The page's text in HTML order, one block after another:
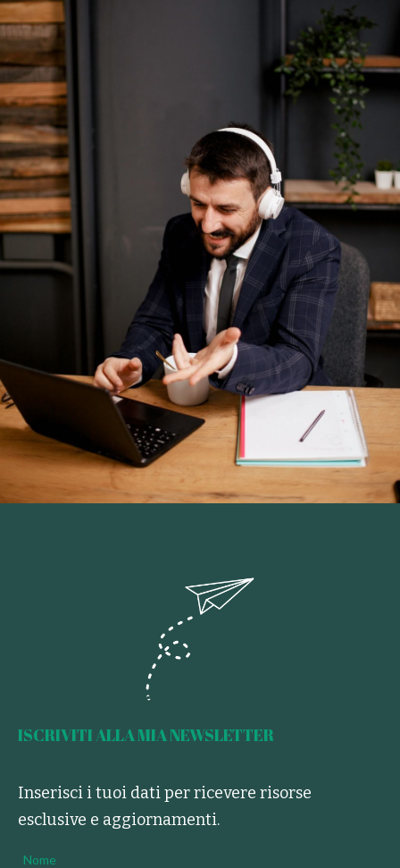
ISCRIVITI ALLA MIA NEWSLETTER
Inserisci i tuoi dati per ricevere risorse
esclusive e aggiornamenti.
Nome